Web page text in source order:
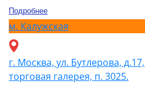
Подробнее
м. Калужская
г. Москва, ул. Бутлерова,
торговая галерея, п. 3025.